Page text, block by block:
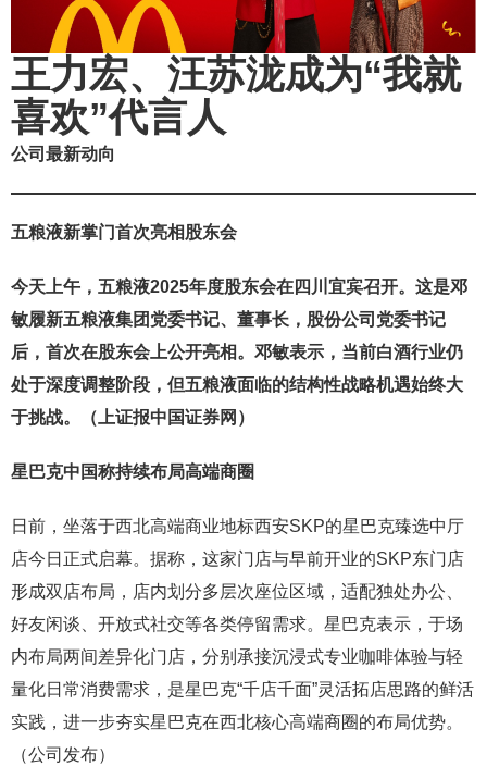
王力宏、汪苏泷成为“我就
喜欢”代言人
公司最新动向
五粮液新掌门首次亮相股东会
今天上午，五粮液2025年度股东会在四川宜宾召开。这是邓
敏履新五粮液集团党委书记、董事长，股份公司党委书记
后，首次在股东会上公开亮相。邓敏表示，当前白酒行业仍
处于深度调整阶段，但五粮液面临的结构性战略机遇始终大
于挑战。（上证报中国证券网）
星巴克中国称持续布局高端商圈
日前，坐落于西北高端商业地标西安SKP的星巴克臻选中厅
店今日正式启幕。据称，这家门店与早前开业的SKP东门店
形成双店布局，店内划分多层次座位区域，适配独处办公、
好友闲谈、开放式社交等各类停留需求。星巴克表示，于场
内布局两间差异化门店，分别承接沉浸式专业咖啡体验与轻
量化日常消费需求，是星巴克“千店千面”灵活拓店思路的鲜活
实践，进一步夯实星巴克在西北核心高端商圈的布局优势。
（公司发布）